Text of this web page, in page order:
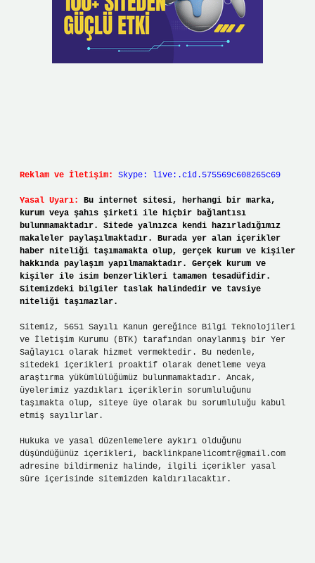
Reklam ve İletişim: Skype: live:.cid.575569c608265c69
Yasal Uyarı:
Bu internet sitesi, herhangi bir marka,
kurum veya şahıs şirketi ile hiçbir bağlantısı
bulunmamaktadır. Sitede yalnızca kendi hazırladığımız
makaleler paylaşılmaktadır. Burada yer alan içerikler
haber niteliği taşımamakta olup, gerçek kurum ve kişiler
hakkında paylaşım yapılmamaktadır. Gerçek kurum ve
kişiler ile isim benzerlikleri tamamen tesadüfidir.
Sitemizdeki bilgiler taslak halindedir ve tavsiye
niteliği taşımazlar.
Sitemiz, 5651 Sayılı Kanun gereğince Bilgi Teknolojileri
ve İletişim Kurumu (BTK) tarafından onaylanmış bir Yer
Sağlayıcı olarak hizmet vermektedir. Bu nedenle,
sitedeki içerikleri proaktif olarak denetleme veya
araştırma yükümlülüğümüz bulunmamaktadır. Ancak,
üyelerimiz yazdıkları içeriklerin sorumluluğunu
taşımakta olup, siteye üye olarak bu sorumluluğu kabul
etmiş sayılırlar.
Hukuka ve yasal düzenlemelere aykırı olduğunu
düşündüğünüz içerikleri, backlinkpanelicomtr@gmail.com
adresine bildirmeniz halinde, ilgili içerikler yasal
süre içerisinde sitemizden kaldırılacaktır.